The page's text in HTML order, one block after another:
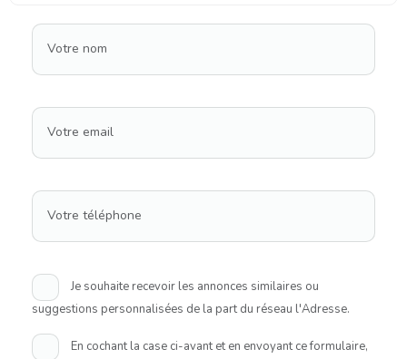
Votre nom
Votre email
Votre téléphone
Je souhaite recevoir les annonces similaires ou
suggestions personnalisées de la part du réseau l'Adresse.
En cochant la case ci-avant et en envoyant ce formulaire,